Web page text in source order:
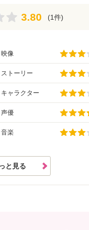
3.80
3.80 (1件)
映像
ストーリー
キャラクター
声優
音楽
と見る